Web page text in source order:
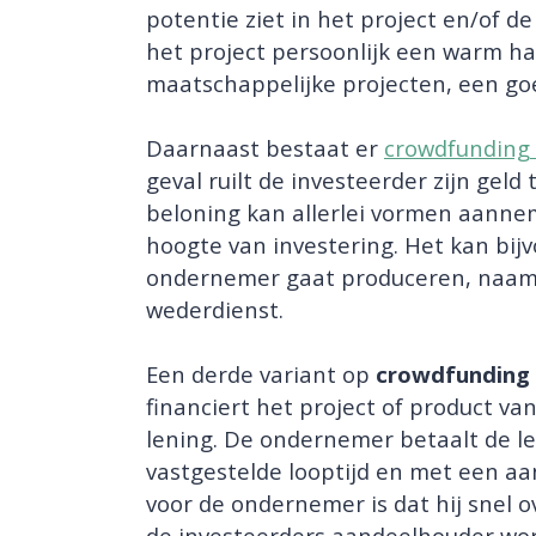
potentie ziet in het project en/of
het project persoonlijk een warm
maatschappelijke projecten, een
Daarnaast bestaat er
geval ruilt de investeerder zijn geld
beloning kan allerlei vormen
hoogte van investering. Het kan
ondernemer gaat produceren,
wederdienst.
Een derde variant op crowdfunding
financiert het project of product
lening. De ondernemer betaalt de
vastgestelde looptijd en met een
voor de ondernemer is dat hij snel